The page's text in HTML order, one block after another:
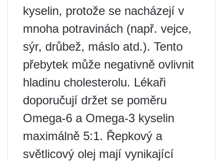
kyselin, protože se nacházejí v
mnoha potravinách (např. vejce,
sýr, drůbež, máslo atd.). Tento
přebytek může negativně ovlivnit
hladinu cholesterolu. Lékaři
doporučují držet se poměru
Omega-6 a Omega-3 kyselin
maximálně 5:1. Řepkový a
světlicový olej mají vynikající